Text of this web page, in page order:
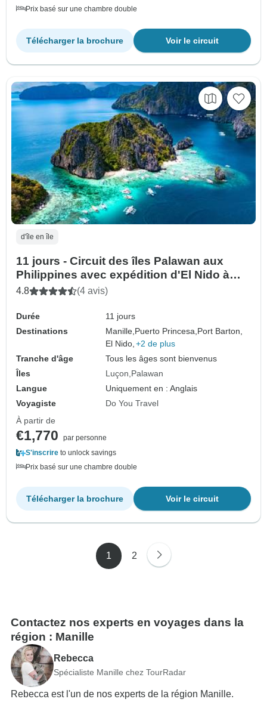
Prix basé sur une chambre double
Voir le circuit
Télécharger la brochure
d'île en île
11 jours - Circuit des îles Palawan aux
Philippines avec expédition d'El Nido à
Coron (circuit indépendant)
4.8 (4 avis)
Durée
11 jours
Destinations
Manille,Puerto Princesa,Port Barton,
El Nido, +2 de plus
Tranche d'âge
Tous les âges sont bienvenus
Îles
Luçon Palawan
Langue
Uniquement en : Anglais
Voyagiste
Do You Travel
À partir de
€1,770
par personne
S'inscrire to unlock savings
Prix basé sur une chambre double
Voir le circuit
Télécharger la brochure
1 2
Contactez nos experts en voyages dans la
région : Manille
Rebecca
Spécialiste Manille chez TourRadar
Rebecca est l'un de nos experts de la région Manille.